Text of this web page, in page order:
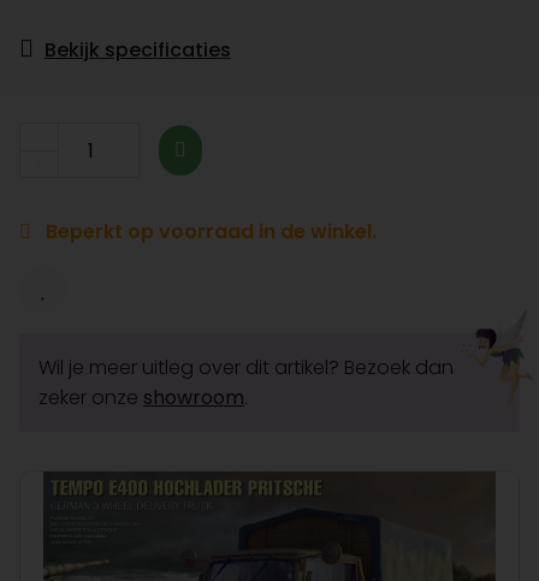
Bekijk specificaties
Beperkt op voorraad in de winkel.
Wil je meer uitleg over dit artikel? Bezoek dan
zeker onze showroom.